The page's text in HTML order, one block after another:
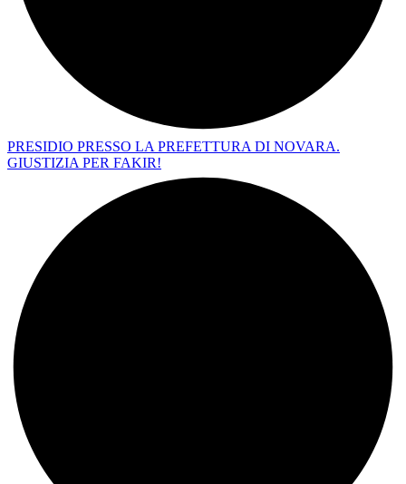
PRESIDIO PRESSO LA PREFETTURA DI NOVARA.
GIUSTIZIA PER FAKIR!